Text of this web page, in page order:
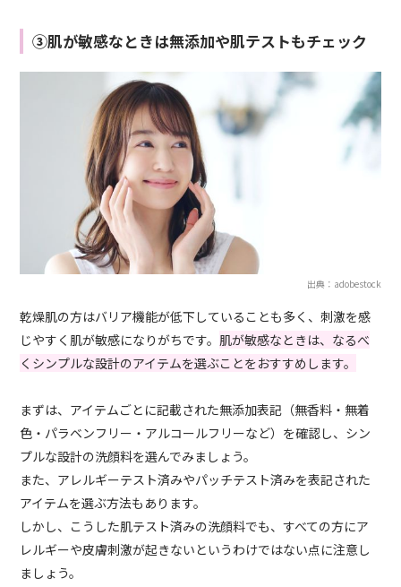
③肌が敏感なときは無添加や肌テストもチェック
出典：adobestock
乾燥肌の方はバリア機能が低下していることも多く、刺激を感
じやすく肌が敏感になりがちです。 肌が敏感なときは、なるべ
くシンプルな設計のアイテムを選ぶことをおすすめします。
まずは、アイテムごとに記載された無添加表記（無香料・無着
色・パラベンフリー・アルコールフリーなど）を確認し、シン
プルな設計の洗顔料を選んでみましょう。
また、アレルギーテスト済みやパッチテスト済みを表記された
アイテムを選ぶ方法もあります。
しかし、こうした肌テスト済みの洗顔料でも、すべての方にア
レルギーや皮膚刺激が起きないというわけではない点に注意し
ましょう。